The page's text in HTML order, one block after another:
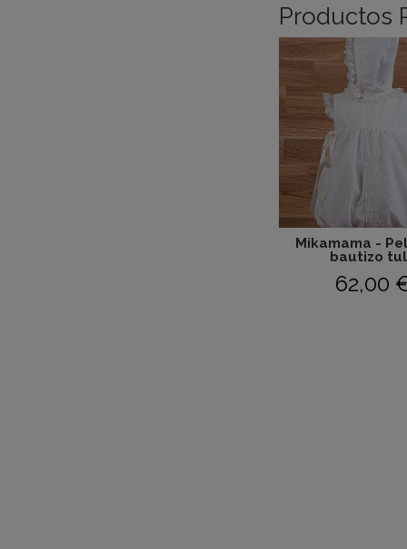
Productos
Mikamama -
bautizo
62,00